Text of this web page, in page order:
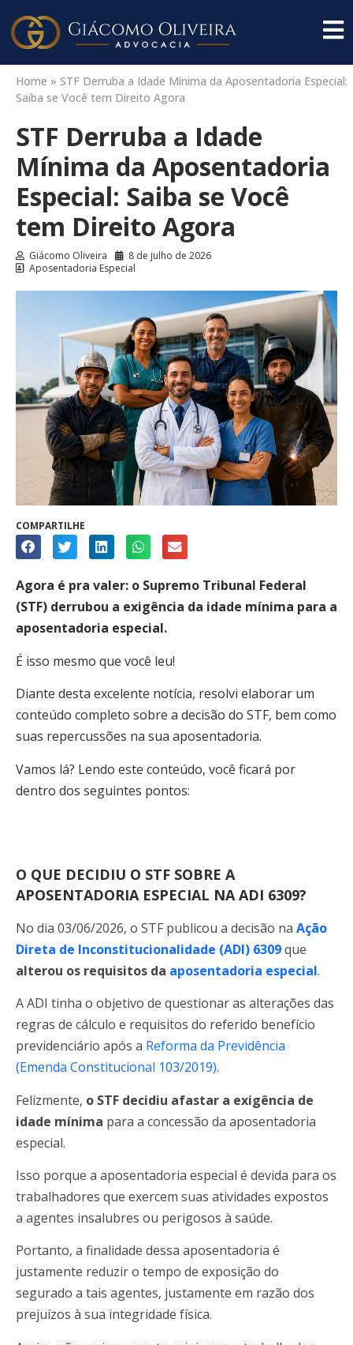
Home » STF Derruba a Idade Mínima da Aposentadoria Especial:
Saiba se Você tem Direito Agora
STF Derruba a Idade
Mínima da Aposentadoria
Especial: Saiba se Você
tem Direito Agora
Giácomo Oliveira
8 de julho de 2026
Aposentadoria Especial
COMPARTILHE
Agora é pra valer: o Supremo Tribunal Federal
(STF) derrubou a exigência da idade mínima para a
aposentadoria especial.
É isso mesmo que você leu!
Diante desta excelente notícia, resolvi elaborar um
conteúdo completo sobre a decisão do STF, bem como
suas repercussões na sua aposentadoria.
Vamos lá? Lendo este conteúdo, você ficará por
dentro dos seguintes pontos:
O QUE DECIDIU O STF SOBRE A
APOSENTADORIA ESPECIAL NA ADI 6309?
No dia 03/06/2026, o STF publicou a decisão na Ação
Direta de Inconstitucionalidade (ADI) 6309que
alterou os requisitos da aposentadoria especial.
A ADI tinha o objetivo de questionar as alterações das
regras de cálculo e requisitos do referido benefício
previdenciário após a Reforma da Previdência
(Emenda Constitucional 103/2019).
Felizmente, o STF decidiu afastar a exigência de
idade mínima para a concessão da aposentadoria
especial.
Isso porque a aposentadoria especial é devida para os
trabalhadores que exercem suas atividades expostos
a agentes insalubres ou perigosos à saúde.
Portanto, a finalidade dessa aposentadoria é
justamente reduzir o tempo de exposição do
segurado a tais agentes, justamente em razão dos
prejuízos à sua integridade física.